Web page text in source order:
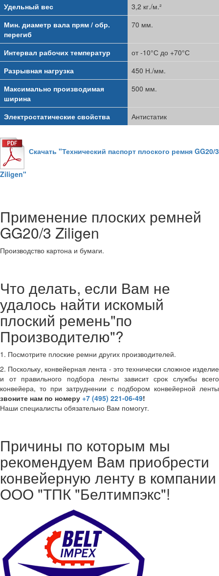
Удельный вес
3,2 кг./м.²
Мин. диаметр вала прям / обр.
перегиб
70 мм.
Интервал рабочих температур
от -10°С до +70°С
Разрывная нагрузка
450 Н./мм.
Максимально производимая
ширина
500 мм.
Электростатические свойства Антистатик
Скачать "Технический паспорт плоского ремня GG20/3
Ziligen"
Применение плоских ремней
GG20/3 Ziligen
Производство картона и бумаги.
Что делать, если Вам не
удалось найти искомый
плоский ремень"по
Производителю"?
1. Посмотрите плоские ремни других производителей.
2. Поскольку, конвейерная лента - это технически сложное изделие
и от правильного подбора ленты зависит срок службы всего
конвейера, то при затруднении с подбором конвейерной ленты
звоните нам по номеру +7 (495) 221-06-49!
Наши специалисты обязательно Вам помогут.
Причины по которым мы
рекомендуем Вам приобрести
конвейерную ленту в компании
ООО "ТПК "Белтимпэкс"!